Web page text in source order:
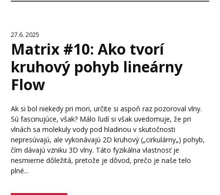
27.6. 2025
Matrix #10: Ako tvorí
kruhový pohyb lineárny
Flow
Ak si bol niekedy pri mori, určite si aspoň raz pozoroval vlny.
Sú fascinujúce, však? Málo ľudí si však uvedomuje, že pri
vlnách sa molekuly vody pod hladinou v skutočnosti
nepresúvajú, ale vykonávajú 2D kruhový („cirkulárny„) pohyb,
čím dávajú vzniku 3D vlny. Táto fyzikálna vlastnosť je
nesmierne dôležitá, pretože je dôvod, prečo je naše telo
plné...